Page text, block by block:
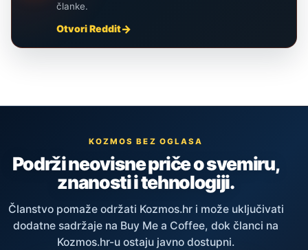
članke.
Otvori Reddit
KOZMOS BEZ OGLASA
Podrži neovisne priče o svemiru,
znanosti i tehnologiji.
Članstvo pomaže održati Kozmos.hr i može uključivati
dodatne sadržaje na Buy Me a Coffee, dok članci na
Kozmos.hr-u ostaju javno dostupni.